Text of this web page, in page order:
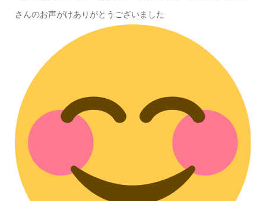
さんのお声がけありがとうございました